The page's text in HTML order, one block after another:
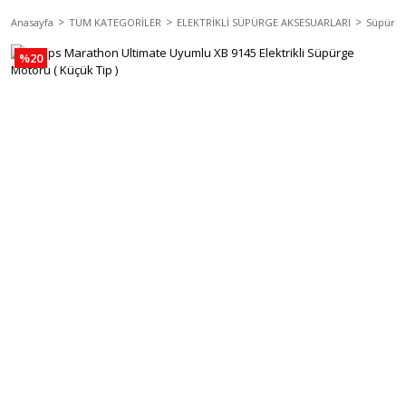
Anasayfa TÜM KATEGORİLER ELEKTRİKLİ SÜPÜRGE AKSESUARLARI
%20